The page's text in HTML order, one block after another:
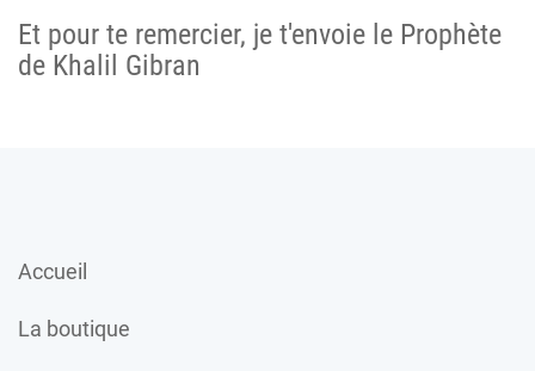
Et pour te remercier, je t'envoie le Prophète
de Khalil Gibran
Accueil
La boutique